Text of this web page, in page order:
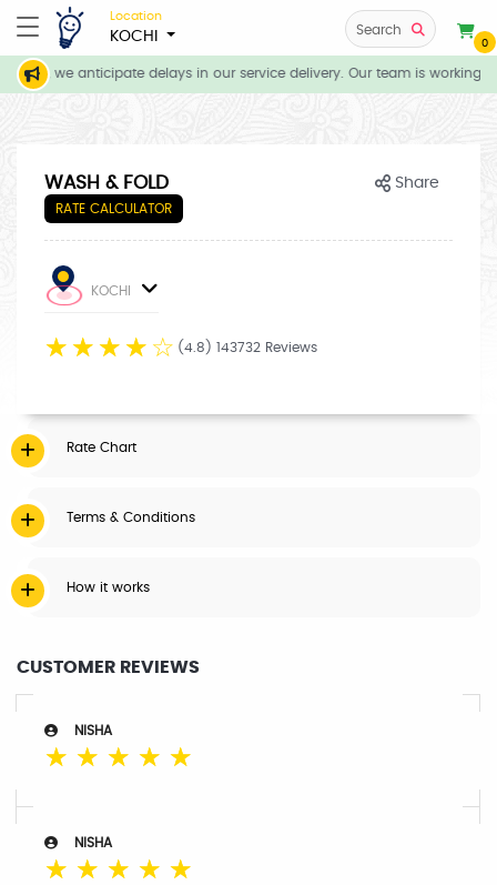
Location
KOCHI Search
0
we anticipate delays in our service delivery. Our team is working
WASH & FOLD
RATE CALCULATOR
Share
KOCHI
☆ ☆ ☆ ☆ ☆ (4.8) 143732 Reviews
Rate Chart
Terms & Conditions
How it works
CUSTOMER REVIEWS
NISHA
☆ ☆ ☆ ☆ ☆
NISHA
☆ ☆ ☆ ☆ ☆